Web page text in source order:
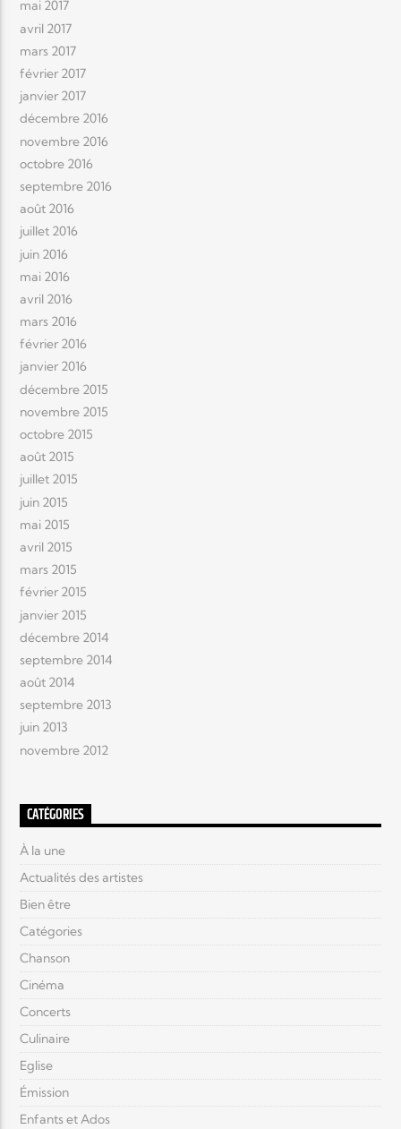
mai 2017
avril 2017
mars 2017
février 2017
janvier 2017
décembre 2016
novembre 2016
octobre 2016
septembre 2016
août 2016
juillet 2016
juin 2016
mai 2016
avril 2016
mars 2016
février 2016
janvier 2016
décembre 2015
novembre 2015
octobre 2015
août 2015
juillet 2015
juin 2015
mai 2015
avril 2015
mars 2015
février 2015
janvier 2015
décembre 2014
septembre 2014
août 2014
septembre 2013
juin 2013
novembre 2012
CATÉGORIES
À la une
Actualités des artistes
Bien être
Catégories
Chanson
Cinéma
Concerts
Culinaire
Eglise
Émission
Enfants et Ados